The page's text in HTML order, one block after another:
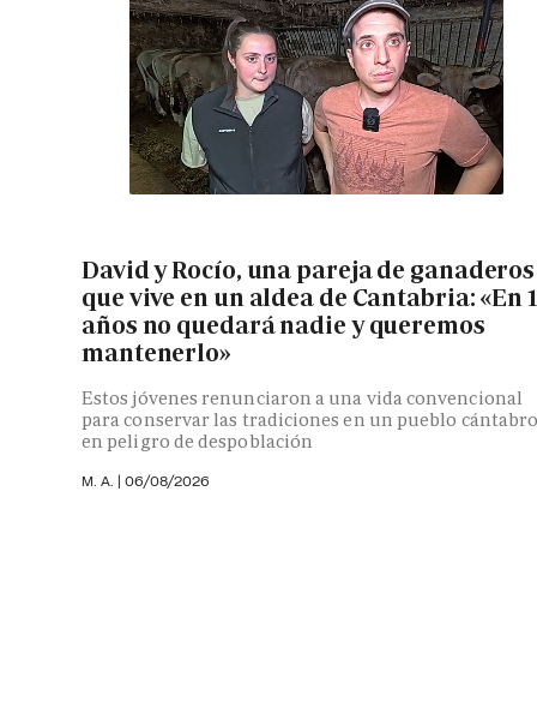
David y Rocío, una pareja de ganaderos
que vive en un aldea de Cantabria: «En
años no quedará nadie y queremos
mantenerlo»
Estos jóvenes renunciaron a una vida convencional
para conservar las tradiciones en un pueblo
en peligro de despoblación
M. A. | 06/08/2026